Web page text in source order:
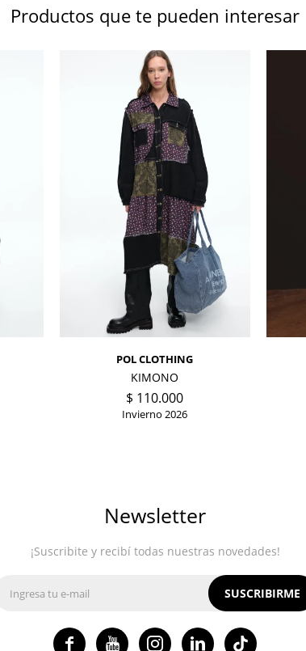
Productos que te pueden interesar
POL CLOTHING
KIMONO
$ 110.000
Invierno 2026
Newsletter
¡Suscribite y recibí todas nuestras novedades!
SUSCRIBIRME
   